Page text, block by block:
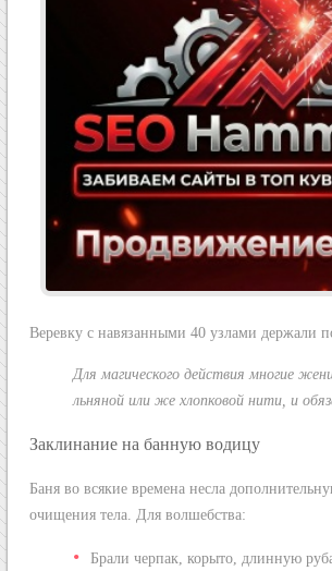
Веревку с навязанными 40 узлами держали
Для магического действия многие
льняной или же хлопковой нити, и
Заклинание на банную водицу
Баня во всякие времена несла
очищения тела. Для волшебства:
Брали черпак, корыто, длинную